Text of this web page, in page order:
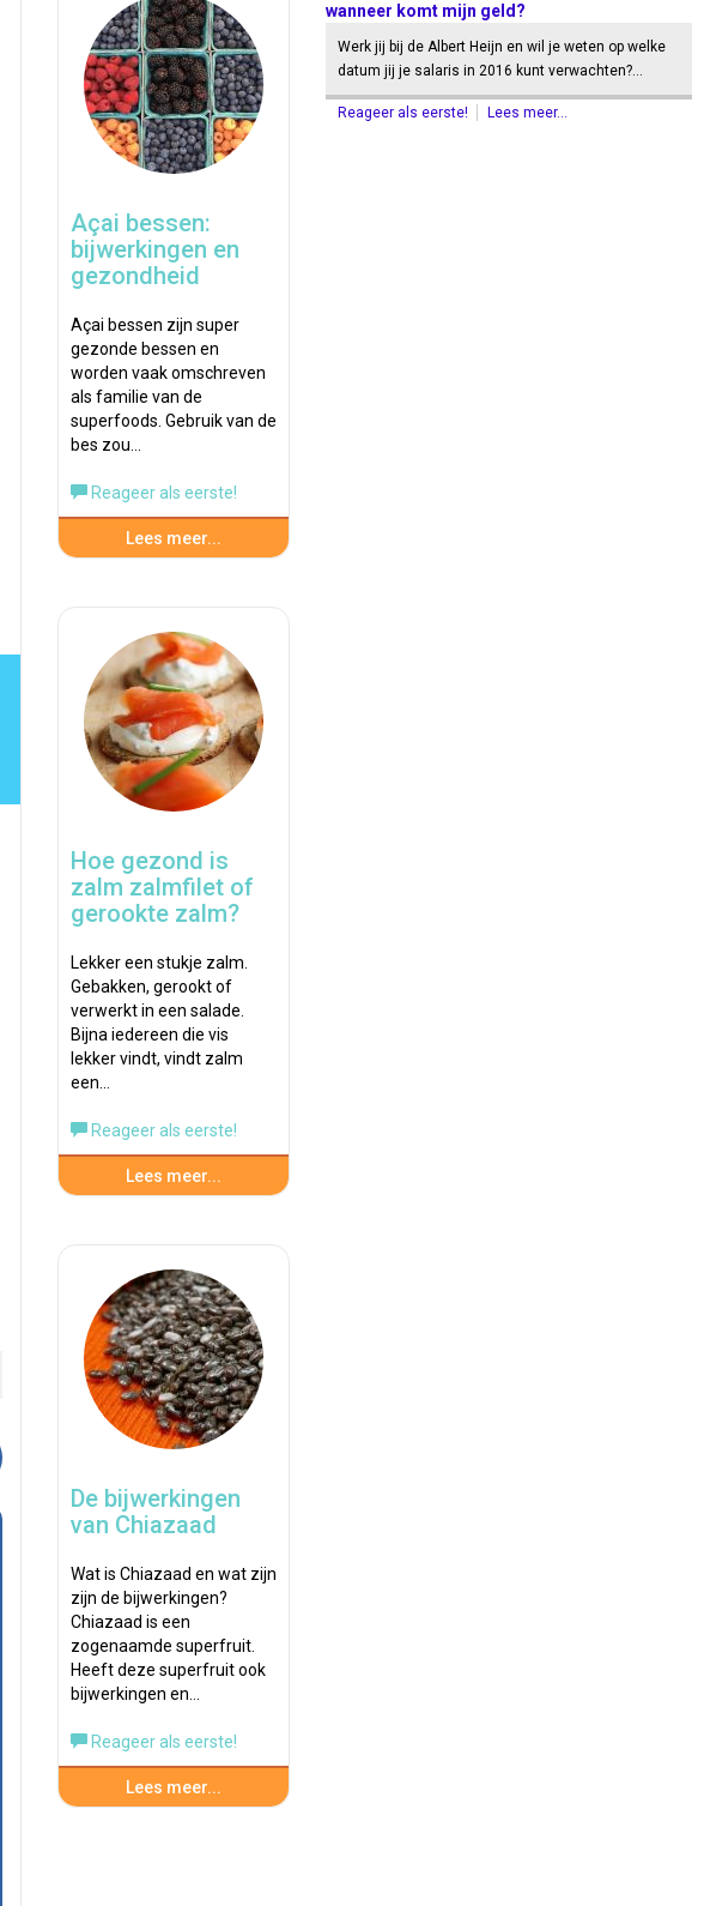
wanneer komt mijn geld?
Werk jij bij de Albert Heijn en wil je weten op welke
datum jij je salaris in 2016 kunt verwachten?…
Reageer als eerste! Lees meer...
Açai bessen:
bijwerkingen en
gezondheid
Açai bessen zijn super
gezonde bessen en
worden vaak omschreven
als familie van de
superfoods. Gebruik van de
bes zou…
Reageer als eerste!
Lees meer...
Hoe gezond is
zalm zalmfilet of
gerookte zalm?
Lekker een stukje zalm.
Gebakken, gerookt of
verwerkt in een salade.
Bijna iedereen die vis
lekker vindt, vindt zalm
een…
Reageer als eerste!
Lees meer...
De bijwerkingen
van Chiazaad
Wat is Chiazaad en wat zijn
zijn de bijwerkingen?
Chiazaad is een
zogenaamde superfruit.
Heeft deze superfruit ook
bijwerkingen en…
Reageer als eerste!
Lees meer...